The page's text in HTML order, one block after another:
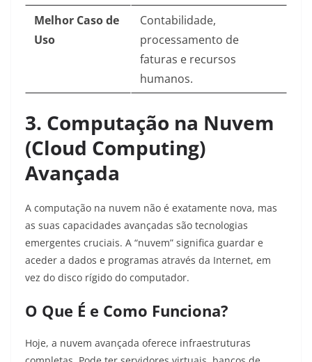
Melhor Caso de
Uso
Contabilidade,
processamento de
faturas e recursos
humanos.
3. Computação na Nuvem
(Cloud Computing)
Avançada
A computação na nuvem não é exatamente nova, mas
as suas capacidades avançadas são tecnologias
emergentes cruciais. A “nuvem” significa guardar e
aceder a dados e programas através da Internet, em
vez do disco rígido do computador.
O Que É e Como Funciona?
Hoje, a nuvem avançada oferece infraestruturas